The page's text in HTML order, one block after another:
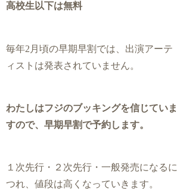
高校生以下は無料
毎年2月頃の早期早割では、出演アーテ
ィストは発表されていません。
わたしはフジのブッキングを信じていま
すので、早期早割で予約します。
１次先行・２次先行・一般発売になるに
つれ、値段は高くなっていきます。